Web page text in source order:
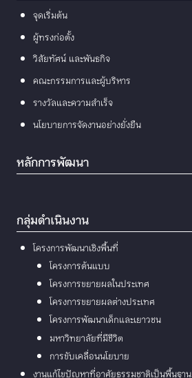
จุดเริ่มต้น
ผู้ทรงก่อตั้ง
วิสัยทัศน์ และพันธกิจ
คณะกรรมการและผู้บริหาร
รางวัลและความสำเร็จ
นโยบายการจัดงานอย่างยั่งยืน
หลักการพัฒนา
กลุ่มดำเนินงาน
โครงการพัฒนาเชิงพื้นที่
โครงการต้นแบบ
โครงการขยายผลในประเทศ
โครงการขยายผลต่างประเทศ
โครงการพัฒนาเด็กและเยาวชน
มหาวิทยาลัยที่มีชีวิต
การขับเคลื่อนนโยบาย
งานแก้ไขปัญหาที่อาศัยธรรมชาติเป็นพื้นฐาน